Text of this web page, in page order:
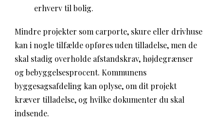
erhverv til bolig.
Mindre projekter som carporte, skure eller drivhuse
kan i nogle tilfælde opføres uden tilladelse, men de
skal stadig overholde afstandskrav, højdegrænser
og bebyggelsesprocent. Kommunens
byggesagsafdeling kan oplyse, om dit projekt
kræver tilladelse, og hvilke dokumenter du skal
indsende.